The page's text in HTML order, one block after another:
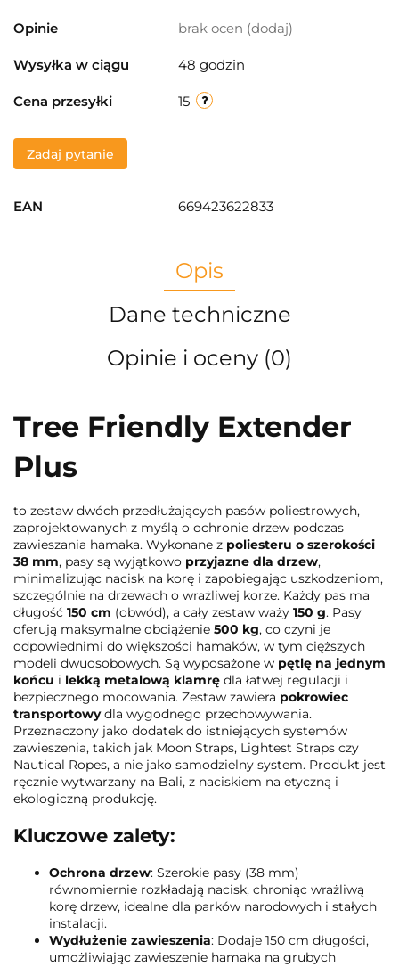
Opinie brak ocen (dodaj)
Wysyłka w ciągu 48 godzin
Cena przesyłki 15
Zadaj pytanie
EAN 669423622833
Opis
Dane techniczne
Opinie i oceny (0)
Tree Friendly Extender
Plus
to zestaw dwóch przedłużających pasów poliestrowych,
zaprojektowanych z myślą o ochronie drzew podczas
zawieszania hamaka. Wykonane z poliesteru o szerokości
38 mm, pasy są wyjątkowo przyjazne dla drzew,
minimalizując nacisk na korę i zapobiegając uszkodzeniom,
szczególnie na drzewach o wrażliwej korze. Każdy pas ma
długość 150 cm (obwód), a cały zestaw waży 150 g. Pasy
oferują maksymalne obciążenie 500 kg, co czyni je
odpowiednimi do większości hamaków, w tym cięższych
modeli dwuosobowych. Są wyposażone w pętlę na jednym
końcu i lekką metalową klamrę dla łatwej regulacji i
bezpiecznego mocowania. Zestaw zawiera pokrowiec
transportowydla wygodnego przechowywania.
Przeznaczony jako dodatek do istniejących systemów
zawieszenia, takich jak Moon Straps, Lightest Straps czy
Nautical Ropes, a nie jako samodzielny system. Produkt jest
ręcznie wytwarzany na Bali, z naciskiem na etyczną i
ekologiczną produkcję.
Kluczowe zalety:
Ochrona drzew: Szerokie pasy (38 mm)
równomiernie rozkładają nacisk, chroniąc wrażliwą
korę drzew, idealne dla parków narodowych i stałych
instalacji.
Wydłużenie zawieszenia: Dodaje 150 cm długości,
umożliwiając zawieszenie hamaka na grubych